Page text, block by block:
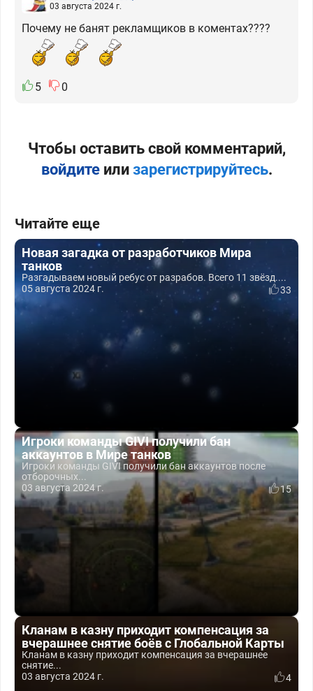
03 августа 2024 г.
Почему не банят рекламщиков в коментах????
5 0
Чтобы оставить свой комментарий,
войдитеили зарегистрируйтесь.
Читайте еще
Новая загадка от разработчиков Мира
танков
Разгадываем новый ребус от разрабов. Всего 11 звёзд....
05 августа 2024 г.
33
Игроки команды GIVI получили бан
аккаунтов в Мире танков
Игроки команды GIVI получили бан аккаунтов после
отборочных...
03 августа 2024 г.
15
Кланам в казну приходит компенсация за
вчерашнее снятие боёв с Глобальной Карты
Кланам в казну приходит компенсация за вчерашнее
снятие...
03 августа 2024 г.
4